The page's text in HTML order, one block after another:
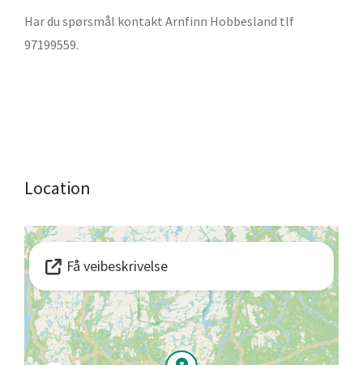
Har du spørsmål kontakt Arnfinn Hobbesland tlf
97199559.
Location
Få veibeskrivelse